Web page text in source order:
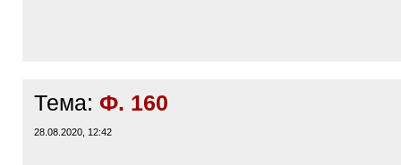
Тема: Ф. 160
28.08.2020, 12:42